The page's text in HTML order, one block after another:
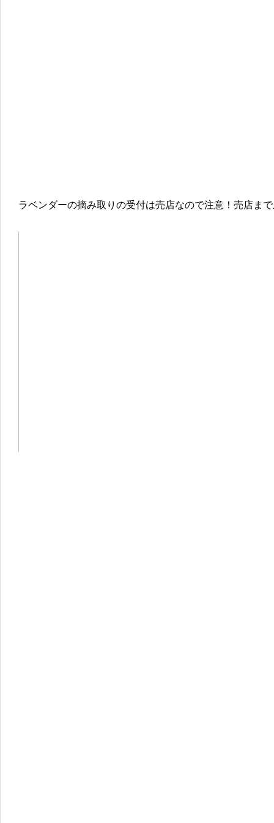
ラベンダーの摘み取りの受付は売店なので注意！売店ま